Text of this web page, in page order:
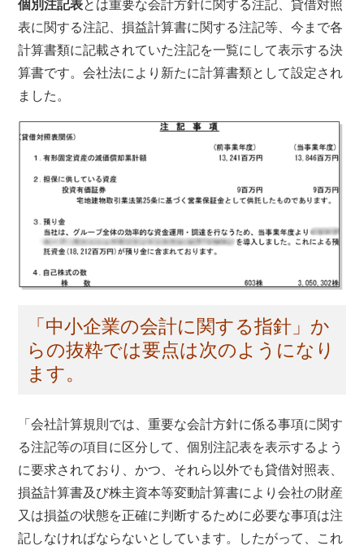
個別注記表とは重要な会計方針に関する注記、貸借対照
表に関する注記、損益計算書に関する注記等、今まで各
計算書類に記載されていた注記を一覧にして表示する決
算書です。会社法により新たに計算書類として設定され
ました。
「中小企業の会計に関する指針」か
らの抜粋では要点は次のようになり
ます。
「会社計算規則では、重要な会計方針に係る事項に関す
る注記等の項目に区分して、個別注記表を表示するよう
に要求されており、かつ、それら以外でも貸借対照表、
損益計算書及び株主資本等変動計算書により会社の財産
又は損益の状態を正確に判断するために必要な事項は注
記しなければならないとしています。したがって、これ